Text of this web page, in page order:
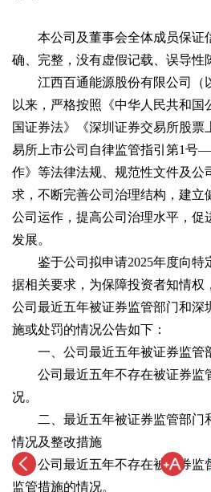
本公司及董事会全体成员保证
确、完整，没有虚假记载、误导性
江西百通能源股份有限公司（
以来，严格按照《中华人民共和国
国证券法》《深圳证券交易所股票
易所上市公司自律监管指引第1号
作》等法律法规、规范性文件及公
求，不断完善公司治理结构，建立
公司运作，提高公司治理水平，促
发展。
鉴于公司拟申请2025年度向特
据相关要求，为保障投资者知情权
公司最近五年被证券监管部门和深
施或处罚的情况公告如下：
一、公司最近五年被证券监管
公司最近五年不存在被证券监
况。
二、最近五年被证券监管部门
情况及整改措施
公司最近五年不存在被证券监
监管措施的情况。